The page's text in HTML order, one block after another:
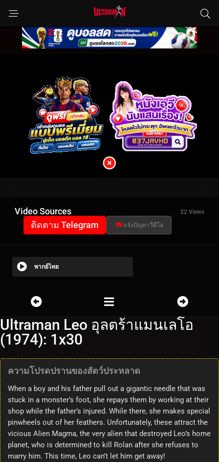
Video Sources 22 Views
ติดตาม Telegram แจ้งปัญหาวีดีโอ
พากย์ไทย
Ultraman Leo อุลตร้าแมนเลโอ
(1974): 1x30
ความโปรดปรานของสัตว์ประหลาด
When a boy and his father pull out a gigantic needle that was
stuck in a monster’s foot, she repays them by working at their
shop while the father’s injured. While there, she makes special
pinwheels out of her feathers. Unfortunately, these attract the
vicious Alien Magma, the very alien that destroyed Leo’s home
planet, who is determined to kill Rolan after she refuses to
marry him. This time, Leo can’t let him get away!